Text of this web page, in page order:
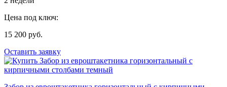
Цена под ключ:
15 200 руб.
Оставить заявку